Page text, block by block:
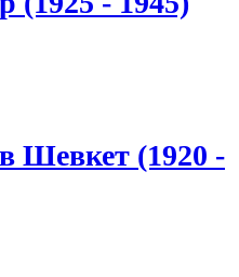
Шевкет (1920 -